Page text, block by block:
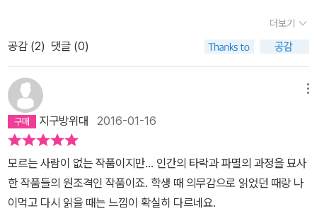
에 시달리게 된다. 세익스피어은 그가 이런 사건들을 겪으면서 하게
되는 이중적 심리적 감정들을 섬세하게 표현함으로서독자들로 하여
금 인간적인 공감을 이끌어낸다. 세상에서 가장 비극적인 상황은 자
신과의 갈등이 아닐 까 라는 생각을 하게 하는 작품이다.
더보기
공감 (2) 댓글 (0)
지구방위대 2016-01-16
모르는 사람이 없는 작품이지만... 인간의 타락과 파멸의 과정을 묘사
한 작품들의 원조격인 작품이죠. 학생 때 의무감으로 읽었던 때랑 나
이먹고 다시 읽을 때는 느낌이 확실히 다르네요.